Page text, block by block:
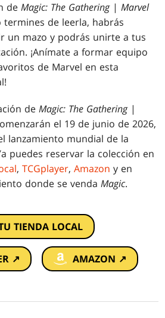
deMagic: The Gathering|Marvel
termines de leerla, habrás
un mazo y podrás unirte a tus
¡Anímate a formar equipo
de Marvel en esta
deMagic: The Gathering|
el 19 de junio de 2026,
lanzamiento mundial de la
puedes reservar la colección en
,TCGplayer,Amazon y en
donde se vendaMagic.
TIENDA LOCAL
↗ AMAZON ↗